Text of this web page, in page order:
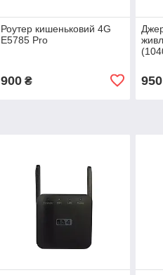
Роутер кишеньковий 4G
E5785 Pro
900₴ 950